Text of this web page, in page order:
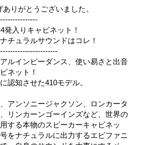
りがとうございました。
発入りキャビネット！
チュラルサウンドはコレ！
ルインピーダンス、使い易さと出音
ネット！
認知させた410モデル。
アンソニージャクソン、ロンカータ
リンカーンゴーインズなど、世界の
する本物のスピーカーキャビネッ
をナチュラルに出力するエピファニ